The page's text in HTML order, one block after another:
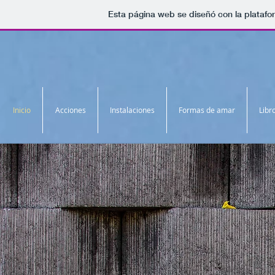
Esta página web se diseñó con la
Inicio Acciones Instalaciones Formas de amar